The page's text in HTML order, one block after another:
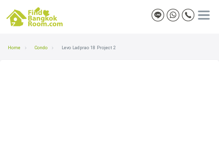
Home Condo Levo Ladprao 18 Project 2